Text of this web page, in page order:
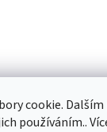
cookie.
používáním..